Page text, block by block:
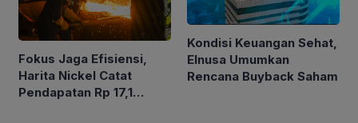
Fokus Jaga Efisiensi,
Harita Nickel Catat
Pendapatan Rp 17,1
Kondisi Keuangan Sehat,
Elnusa Umumkan
Rencana Buyback Saham